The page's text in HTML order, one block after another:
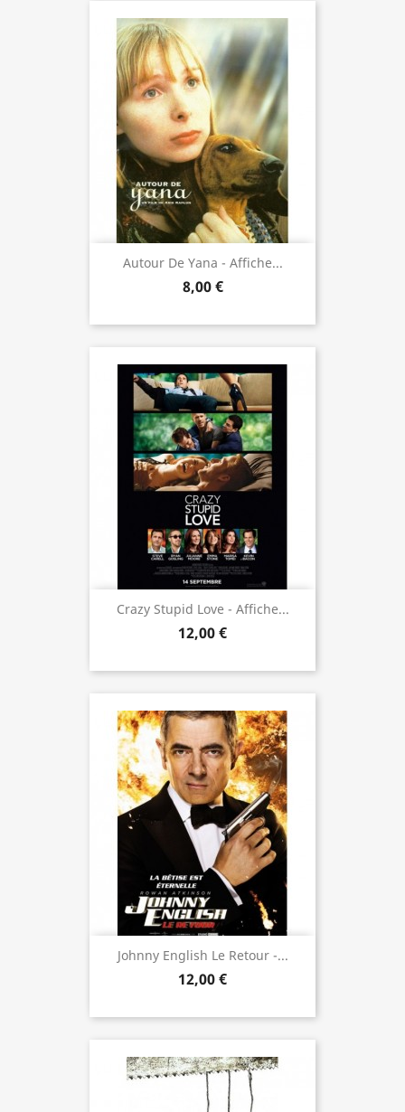
Autour De Yana - Affiche...
8,00 €
Crazy Stupid Love - Affiche...
12,00 €
Johnny English Le Retour -...
12,00 €